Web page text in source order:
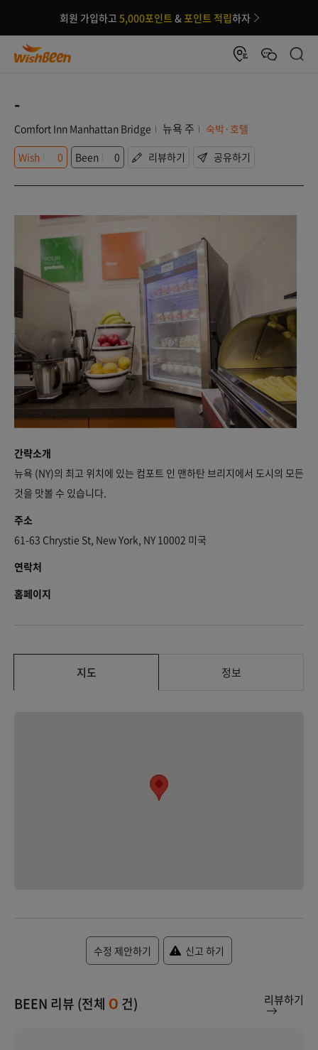
회원 가입하고 5,000포인트 &포인트 적립하자
-
Comfort Inn Manhattan Bridge 뉴욕 주
숙박·호텔
Wish
0 Been 0 리뷰하기 공유하기
간략소개
뉴욕 (NY)의 최고 위치에 있는 컴포트 인 맨하탄 브리지에서 도시의 모든
것을 맛볼 수 있습니다.
주소
61-63 Chrystie St, New York, NY 10002 미국
연락처
홈페이지
지도 정보
수정 제안하기 신고 하기
BEEN 리뷰 (전체 0 건) 리뷰하기